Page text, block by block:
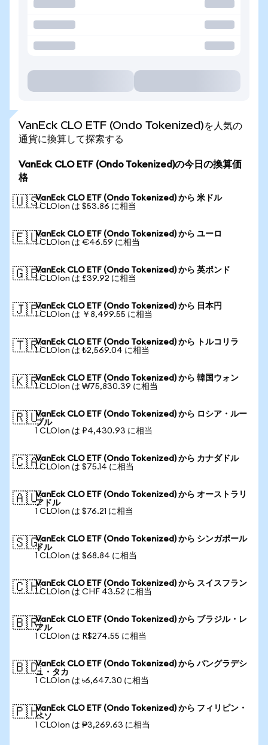
VanEck CLO ETF (Ondo Tokenized)を人気の
通貨に換算して探索する
VanEck CLO ETF (Ondo Tokenized)の今日の換算価
格
🇺🇸VanEck CLO ETF (Ondo Tokenized) から 米ドル
1 CLOIon は $53.86 に相当
🇪🇺VanEck CLO ETF (Ondo Tokenized) から ユーロ
1 CLOIon は €46.59 に相当
🇬🇧VanEck CLO ETF (Ondo Tokenized) から 英ポンド
1 CLOIon は £39.92 に相当
🇯🇵VanEck CLO ETF (Ondo Tokenized) から 日本円
1 CLOIon は ￥8,499.55 に相当
🇹🇷VanEck CLO ETF (Ondo Tokenized) から トルコリラ
1 CLOIon は ₺2,569.04 に相当
🇰🇷VanEck CLO ETF (Ondo Tokenized) から 韓国ウォン
1 CLOIon は ₩75,830.39 に相当
🇷🇺VanEck CLO ETF (Ondo Tokenized) から ロシア・ルー
ブル
1 CLOIon は ₽4,430.93 に相当
🇨🇦VanEck CLO ETF (Ondo Tokenized) から カナダドル
1 CLOIon は $75.14 に相当
🇦🇺VanEck CLO ETF (Ondo Tokenized) から オーストラリ
アドル
1 CLOIon は $76.21 に相当
🇸🇬VanEck CLO ETF (Ondo Tokenized) から シンガポール
ドル
1 CLOIon は $68.84 に相当
🇨🇭VanEck CLO ETF (Ondo Tokenized) から スイスフラン
1 CLOIon は CHF 43.52 に相当
🇧🇷VanEck CLO ETF (Ondo Tokenized) から ブラジル・レ
アル
1 CLOIon は R$274.55 に相当
🇧🇩VanEck CLO ETF (Ondo Tokenized) から バングラデシ
ュ・タカ
1 CLOIon は ৳6,647.30 に相当
🇵🇭VanEck CLO ETF (Ondo Tokenized) から フィリピン・
ペソ
1 CLOIon は ₱3,269.63 に相当